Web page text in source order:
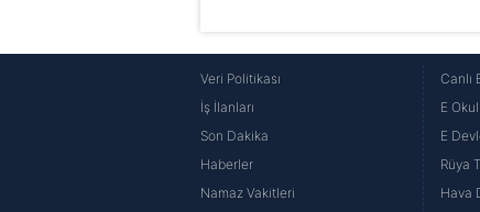
Veri Politikası
İş İlanları
Son Dakika
Haberler
Namaz Vakitleri
Canlı
E Okul
E
Rüya
Hava